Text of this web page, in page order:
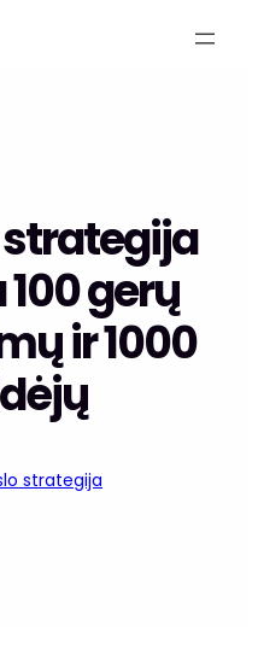
gerų
ir 1000
strategija